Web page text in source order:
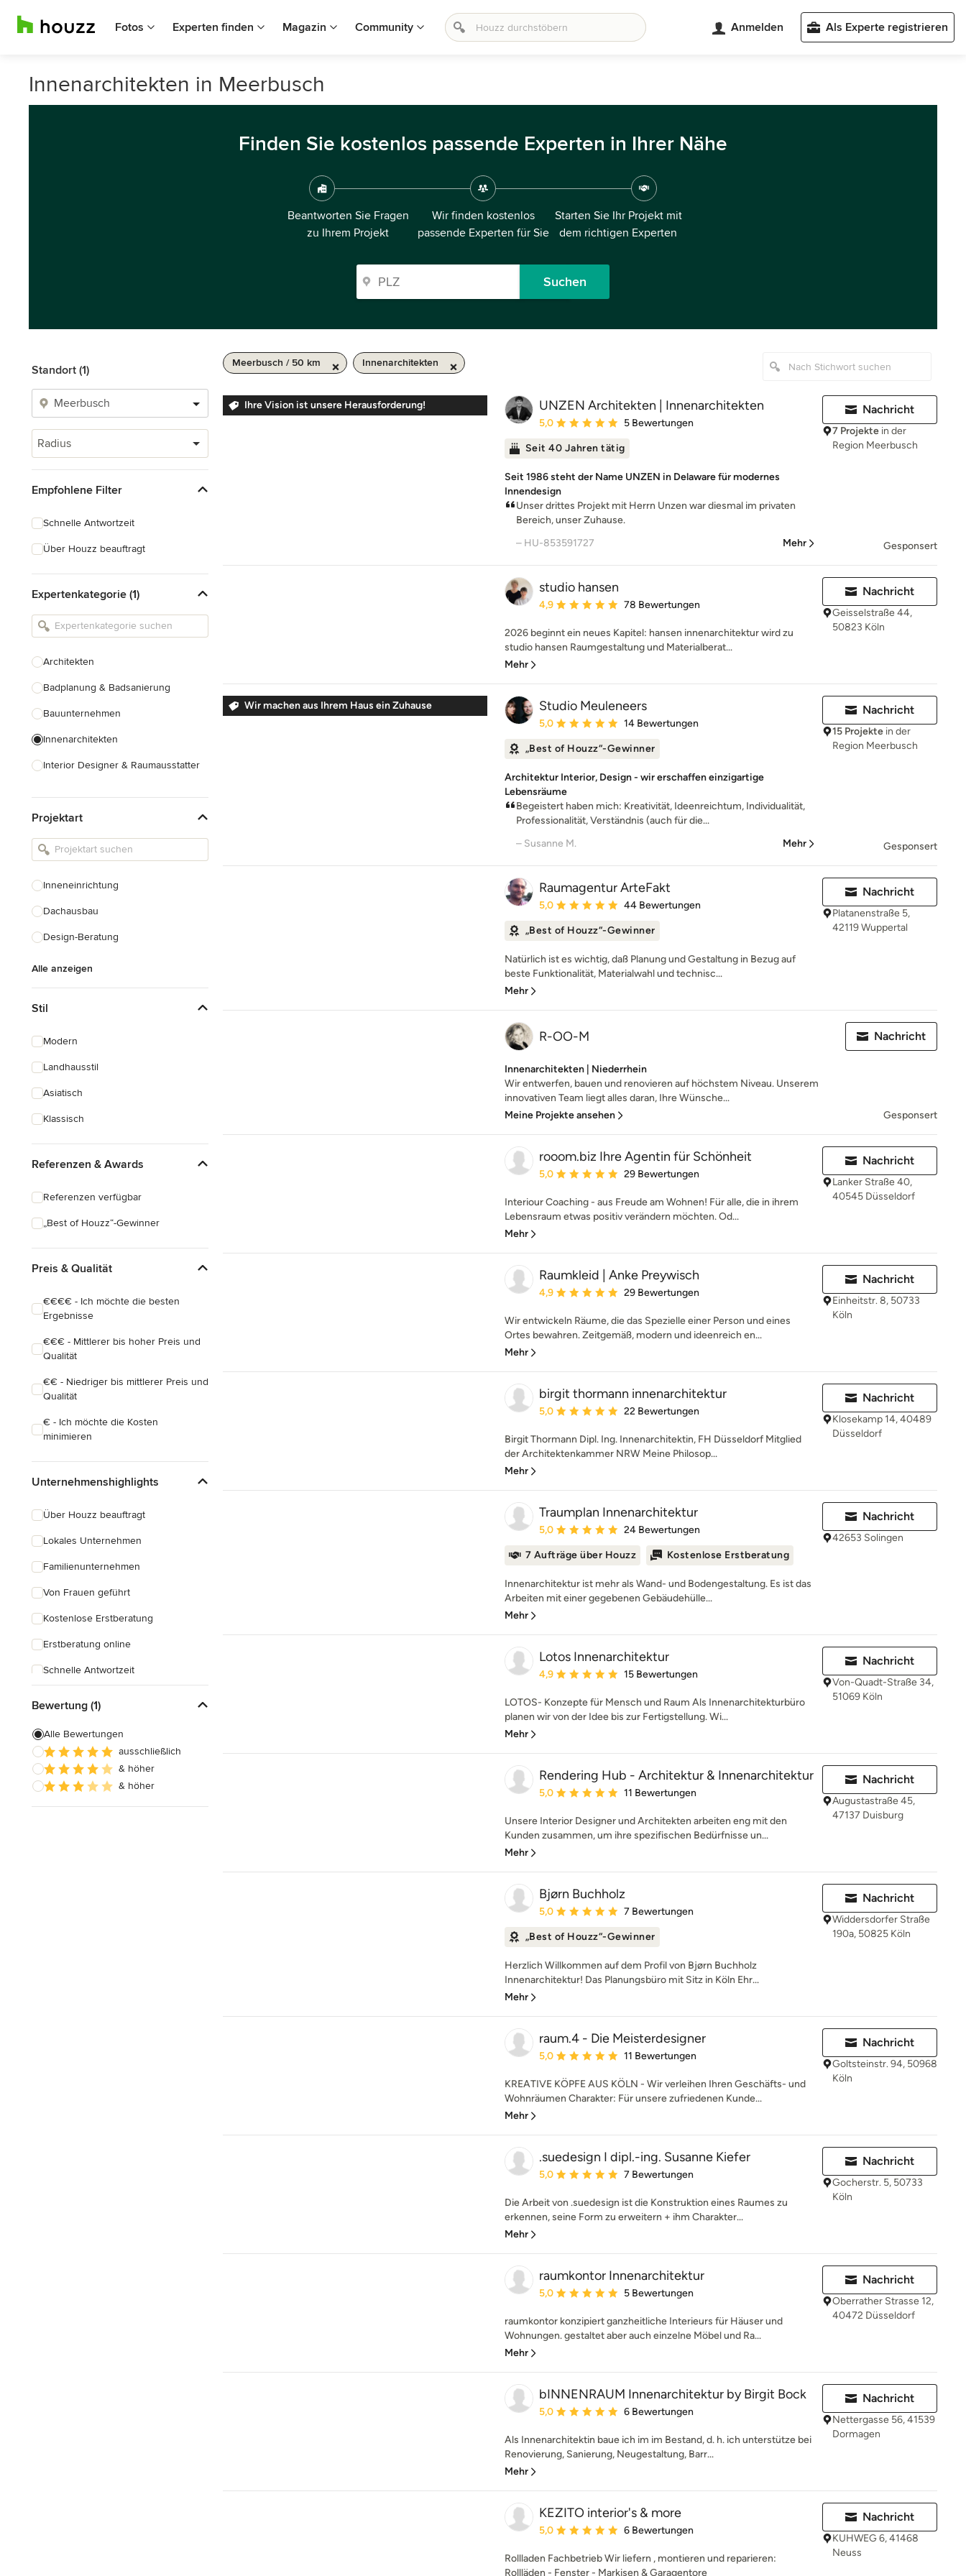
Fotos Experten finden Magazin Community Anmelden Als Experte registrieren
Innenarchitekten in Meerbusch
Finden Sie kostenlos passende Experten in Ihrer Nähe
Beantworten Sie Fragen
zu Ihrem Projekt
Wir finden kostenlos
passende Experten für Sie
Starten Sie Ihr Projekt mit
dem richtigen Experten
Suchen
Standort (1)
Radius
Empfohlene Filter
Schnelle Antwortzeit
Über Houzz beauftragt
Expertenkategorie (1)
Architekten
Badplanung & Badsanierung
Bauunternehmen
Innenarchitekten
Interior Designer & Raumausstatter
Landschaftsarchitekten
Armaturen & Sanitärbedarf
Einbauschränke
Projektart
Inneneinrichtung
Dachausbau
Design-Beratung
Alle anzeigen
Stil
Modern
Landhausstil
Asiatisch
Klassisch
Referenzen & Awards
Referenzen verfügbar
„Best of Houzz“-Gewinner
Preis & Qualität
€€€€ - Ich möchte die besten
Ergebnisse
€€€ - Mittlerer bis hoher Preis und
Qualität
€€ - Niedriger bis mittlerer Preis und
Qualität
€ - Ich möchte die Kosten
minimieren
Unternehmenshighlights
Über Houzz beauftragt
Lokales Unternehmen
Familienunternehmen
Von Frauen geführt
Kostenlose Erstberatung
Erstberatung online
Schnelle Antwortzeit
Bewertung (1)
Alle Bewertungen
ausschließlich
& höher
& höher
Meerbusch / 50 km Innenarchitekten
Ihre Vision ist unsere Herausforderung! UNZEN Architekten | Innenarchitekten
Durchschnittliche Bewertung: 5 von 5 Sternen
5,0 5 Bewertungen
Seit 40 Jahren tätig
Seit 1986 steht der Name UNZEN in Delaware für modernes
Innendesign
Unser drittes Projekt mit Herrn Unzen war diesmal im privaten
Bereich, unser Zuhause.
– HU-853591727
Mehr
Nachricht
7 Projekte in der
Region Meerbusch
Gesponsert
studio hansen
Durchschnittliche Bewertung: 4.9 von 5 Sternen
4,9 78 Bewertungen
2026 beginnt ein neues Kapitel: hansen innenarchitektur wird zu
studio hansen Raumgestaltung und Materialberat...
Mehr
Nachricht
Geisselstraße 44,
50823 Köln
Wir machen aus Ihrem Haus ein Zuhause Studio Meuleneers
Durchschnittliche Bewertung: 5 von 5 Sternen
5,0 14 Bewertungen
„Best of Houzz“-Gewinner
Architektur Interior, Design - wir erschaffen einzigartige
Lebensräume
Begeistert haben mich: Kreativität, Ideenreichtum, Individualität,
Professionalität, Verständnis (auch für die...
– Susanne M.
Mehr
Nachricht
15 Projekte in der
Region Meerbusch
Gesponsert
Raumagentur ArteFakt
Durchschnittliche Bewertung: 5 von 5 Sternen
5,0 44 Bewertungen
„Best of Houzz“-Gewinner
Natürlich ist es wichtig, daß Planung und Gestaltung in Bezug auf
beste Funktionalität, Materialwahl und technisc...
Mehr
Nachricht
Platanenstraße 5,
42119 Wuppertal
R-OO-M
Innenarchitekten | Niederrhein
Wir entwerfen, bauen und renovieren auf höchstem Niveau. Unserem
innovativen Team liegt alles daran, Ihre Wünsche...
Meine Projekte ansehen
Nachricht
Gesponsert
rooom.biz Ihre Agentin für Schönheit
Durchschnittliche Bewertung: 5 von 5 Sternen
5,0 29 Bewertungen
Interiour Coaching - aus Freude am Wohnen! Für alle, die in ihrem
Lebensraum etwas positiv verändern möchten. Od...
Mehr
Nachricht
Lanker Straße 40,
40545 Düsseldorf
Raumkleid | Anke Preywisch
Durchschnittliche Bewertung: 4.9 von 5 Sternen
4,9 29 Bewertungen
Wir entwickeln Räume, die das Spezielle einer Person und eines
Ortes bewahren. Zeitgemäß, modern und ideenreich en...
Mehr
Nachricht
Einheitstr. 8, 50733
Köln
birgit thormann innenarchitektur
Durchschnittliche Bewertung: 5 von 5 Sternen
5,0 22 Bewertungen
Birgit Thormann Dipl. Ing. Innenarchitektin, FH Düsseldorf Mitglied
der Architektenkammer NRW Meine Philosop...
Mehr
Nachricht
Klosekamp 14, 40489
Düsseldorf
Traumplan Innenarchitektur
Durchschnittliche Bewertung: 5 von 5 Sternen
5,0 24 Bewertungen
7 Aufträge über Houzz Kostenlose Erstberatung
Innenarchitektur ist mehr als Wand- und Bodengestaltung. Es ist das
Arbeiten mit einer gegebenen Gebäudehülle...
Mehr
Nachricht
42653 Solingen
Lotos Innenarchitektur
Durchschnittliche Bewertung: 4.9 von 5 Sternen
4,9 15 Bewertungen
LOTOS- Konzepte für Mensch und Raum Als Innenarchitekturbüro
planen wir von der Idee bis zur Fertigstellung. Wi...
Mehr
Nachricht
Von-Quadt-Straße 34,
51069 Köln
Rendering Hub - Architektur & Innenarchitektur
Durchschnittliche Bewertung: 5 von 5 Sternen
5,0 11 Bewertungen
Unsere Interior Designer und Architekten arbeiten eng mit den
Kunden zusammen, um ihre spezifischen Bedürfnisse un...
Mehr
Nachricht
Augustastraße 45,
47137 Duisburg
Bjørn Buchholz
Durchschnittliche Bewertung: 5 von 5 Sternen
5,0 7 Bewertungen
„Best of Houzz“-Gewinner
Herzlich Willkommen auf dem Profil von Bjørn Buchholz
Innenarchitektur! Das Planungsbüro mit Sitz in Köln Ehr...
Mehr
Nachricht
Widdersdorfer Straße
190a, 50825 Köln
raum.4 - Die Meisterdesigner
Durchschnittliche Bewertung: 5 von 5 Sternen
5,0 11 Bewertungen
KREATIVE KÖPFE AUS KÖLN - Wir verleihen Ihren Geschäfts- und
Wohnräumen Charakter: Für unsere zufriedenen Kunde...
Mehr
Nachricht
Goltsteinstr. 94, 50968
Köln
.suedesign I dipl.-ing. Susanne Kiefer
Durchschnittliche Bewertung: 5 von 5 Sternen
5,0 7 Bewertungen
Die Arbeit von .suedesign ist die Konstruktion eines Raumes zu
erkennen, seine Form zu erweitern + ihm Charakter...
Mehr
Nachricht
Gocherstr. 5, 50733
Köln
raumkontor Innenarchitektur
Durchschnittliche Bewertung: 5 von 5 Sternen
5,0 5 Bewertungen
raumkontor konzipiert ganzheitliche Interieurs für Häuser und
Wohnungen. gestaltet aber auch einzelne Möbel und Ra...
Mehr
Nachricht
Oberrather Strasse 12,
40472 Düsseldorf
bINNENRAUM Innenarchitektur by Birgit Bock
Durchschnittliche Bewertung: 5 von 5 Sternen
5,0 6 Bewertungen
Als Innenarchitektin baue ich im im Bestand, d. h. ich unterstütze bei
Renovierung, Sanierung, Neugestaltung, Barr...
Mehr
Nachricht
Nettergasse 56, 41539
Dormagen
KEZITO interior's & more
Durchschnittliche Bewertung: 5 von 5 Sternen
5,0 6 Bewertungen
Rollladen Fachbetrieb Wir liefern , montieren und reparieren:
Rollläden - Fenster - Markisen & Garagentore
Nachricht
KUHWEG 6, 41468
Neuss